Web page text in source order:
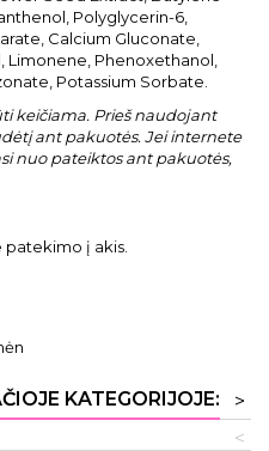
Polyglycerin-6,
Calcium Gluconate,
Limonene, Phenoxethanol,
Potassium Sorbate.
keičiama. Prieš naudojant
ant pakuotės. Jei internete
nuo pateiktos ant pakuotės,
patekimo į akis.
KATEGORIJOJE:
>
<